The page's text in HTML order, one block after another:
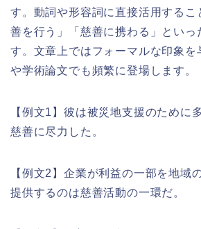
す。動詞や形容詞に直接活用するこ
善を行う」「慈善に携わる」といっ
す。文章上ではフォーマルな印象を
や学術論文でも頻繁に登場します。
【例文1】彼は被災地支援のために
慈善に尽力した。
【例文2】企業が利益の一部を地域
提供するのは慈善活動の一環だ。